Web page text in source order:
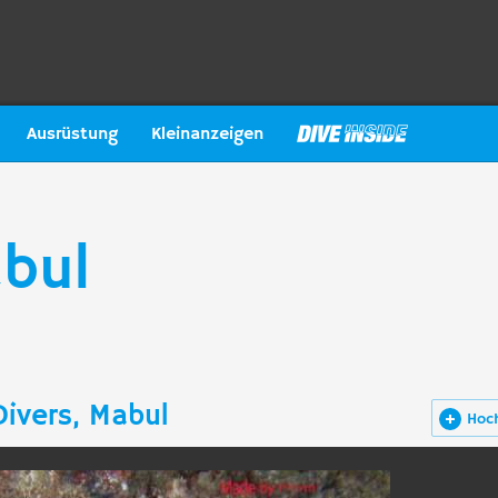
Ausrüstung Kleinanzeigen
Mabul